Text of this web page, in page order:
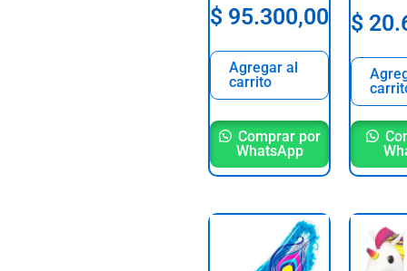
$ 95.300,00
Agregar al
carrito
Comprar por
WhatsApp
$
price